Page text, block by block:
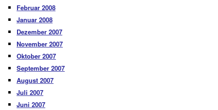
Februar 2008
Januar 2008
Dezember 2007
November 2007
Oktober 2007
September 2007
August 2007
Juli 2007
Juni 2007